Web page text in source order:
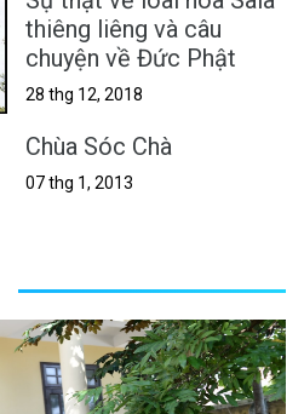
thiêng liêng và câu
chuyện về Đức Phật
28 thg 12, 2018
Chùa Sóc Chà
07 thg 1, 2013